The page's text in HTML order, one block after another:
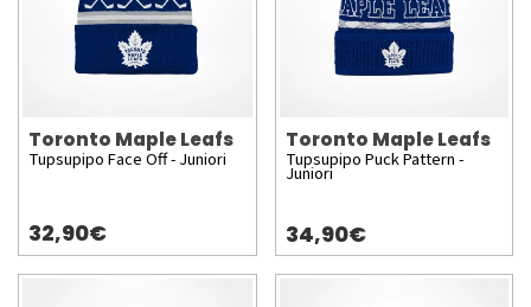
Toronto Maple Leafs
Tupsupipo Face Off - Juniori
32,90€
Toronto Maple Leafs
Tupsupipo Puck Pattern -
Juniori
34,90€